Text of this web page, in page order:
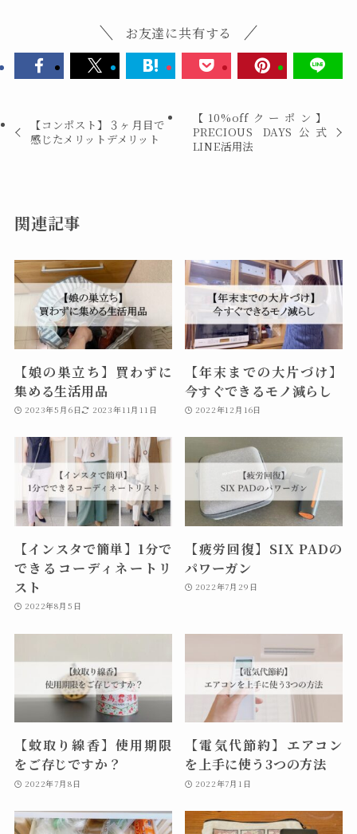
お友達に共有する
【コンポスト】３ヶ月目で
感じたメリットデメリット
【10%offクーポン】
PRECIOUS DAYS公式
LINE活用法
関連記事
【娘の巣立ち】買わずに
集める生活用品
2023年5月6日 2023年11月11日
【年末までの大片づけ】
今すぐできるモノ減らし
2022年12月16日
【インスタで簡単】1分で
できるコーディネートリ
スト
2022年8月5日
【疲労回復】SIX PADの
パワーガン
2022年7月29日
【蚊取り線香】使用期限
をご存じですか？
2022年7月8日
【電気代節約】エアコン
を上手に使う3つの方法
2022年7月1日